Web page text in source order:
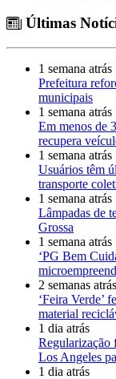
Últimas
1 semana atrás
Prefeitura
municipais
1 semana atrás
Em menos de
recupera
1 semana atrás
Usuários têm
transporte
1 semana atrás
Lâmpadas de
Grossa
1 semana atrás
‘PG Bem
2 semanas atrás
‘Feira Verde’
material
1 dia atrás
Regularização
Los Angeles
1 dia atrás